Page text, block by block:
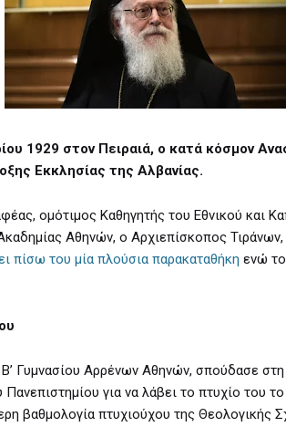
1929 στον Πειραιά, ο κατά κόσμον
Εκκλησίας της Αλβανίας.
ομότιμος Καθηγητής του Εθνικού και
Αθηνών, ο Αρχιεπίσκοπος
πίσω του μία πλούσια παρακαταθήκη ενώ το
Γυμνασίου Αρρένων Αθηνών, σπούδασε
για να λάβει το πτυχίο του
βαθμολογία πτυχιούχου της Θεολογικής